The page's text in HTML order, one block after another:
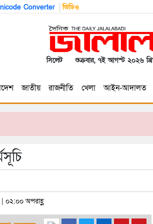
Converter ভিডিও
সিলেট শুক্রবার, ৭ই আগস্ট ২০২৬
জাতীয় রাজনীতি খেলা আইন-আদালত
০২:০০ অপরাহ্ণ